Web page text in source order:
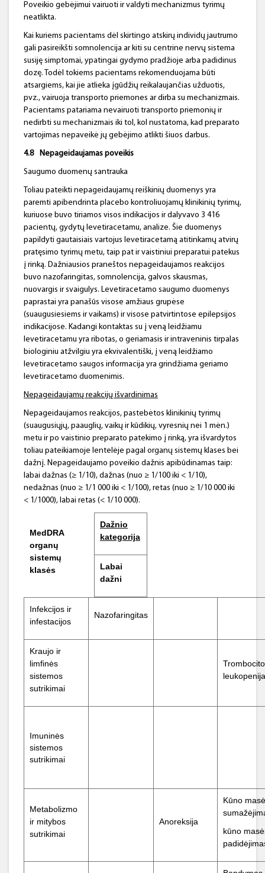
Poveikio gebėjimui vairuoti ir valdyti mechanizmus tyrimų
neatlikta.
Kai kuriems pacientams dėl skirtingo atskirų individų jautrumo
gali pasireikšti somnolencija ar kiti su centrine nervų sistema
susiję simptomai, ypatingai gydymo pradžioje arba padidinus
dozę. Todėl tokiems pacientams rekomenduojama būti
atsargiems, kai jie atlieka įgūdžių reikalaujančias užduotis,
pvz., vairuoja transporto priemones ar dirba su mechanizmais.
Pacientams patariama nevairuoti transporto priemonių ir
nedirbti su mechanizmais iki tol, kol nustatoma, kad preparato
vartojimas nepaveikė jų gebėjimo atlikti šiuos darbus.
4.8 Nepageidaujamas poveikis
Saugumo duomenų santrauka
Toliau pateikti nepageidaujamų reiškinių duomenys yra
paremti apibendrinta placebo kontroliuojamų klinikinių tyrimų,
kuriuose buvo tiriamos visos indikacijos ir dalyvavo 3 416
pacientų, gydytų levetiracetamu, analize. Šie duomenys
papildyti gautaisiais vartojus levetiracetamą atitinkamų atvirų
pratęsimo tyrimų metu, taip pat ir vaistiniui preparatui patekus
į rinką. Dažniausios praneštos nepageidaujamos reakcijos
buvo nazofaringitas, somnolencija, galvos skausmas,
nuovargis ir svaigulys. Levetiracetamo saugumo duomenys
paprastai yra panašūs visose amžiaus grupėse
(suaugusiesiems ir vaikams) ir visose patvirtintose epilepsijos
indikacijose. Kadangi kontaktas su į veną leidžiamu
levetiracetamu yra ribotas, o geriamasis ir intraveninis tirpalas
biologiniu atžvilgiu yra ekvivalentiški, į veną leidžiamo
levetiracetamo saugos informacija yra grindžiama geriamo
levetiracetamo duomenimis.
Nepageidaujamų reakcijų išvardinimas
Nepageidaujamos reakcijos, pastebėtos klinikinių tyrimų
(suaugusiųjų, paauglių, vaikų ir kūdikių, vyresnių nei 1 mėn.)
metu ir po vaistinio preparato patekimo į rinką, yra išvardytos
toliau pateikiamoje lentelėje pagal organų sistemų klases bei
dažnį. Nepageidaujamo poveikio dažnis apibūdinamas taip:
labai dažnas (≥ 1/10), dažnas (nuo ≥ 1/100 iki < 1/10),
nedažnas (nuo ≥ 1/1 000 iki < 1/100), retas (nuo ≥ 1/10 000 iki
< 1/1000), labai retas (< 1/10 000).
MedDRA
organų
sistemų
klasės
Dažnio
kategorija
Labai
dažni
Infekcijos ir
infestacijos
Nazofaringitas
Kraujo ir
limfinės
sistemos
sutrikimai
leukopenija
Imuninės
sistemos
sutrikimai
Metabolizmo
ir mitybos
sutrikimai
Anoreksija
Kūno
kūno